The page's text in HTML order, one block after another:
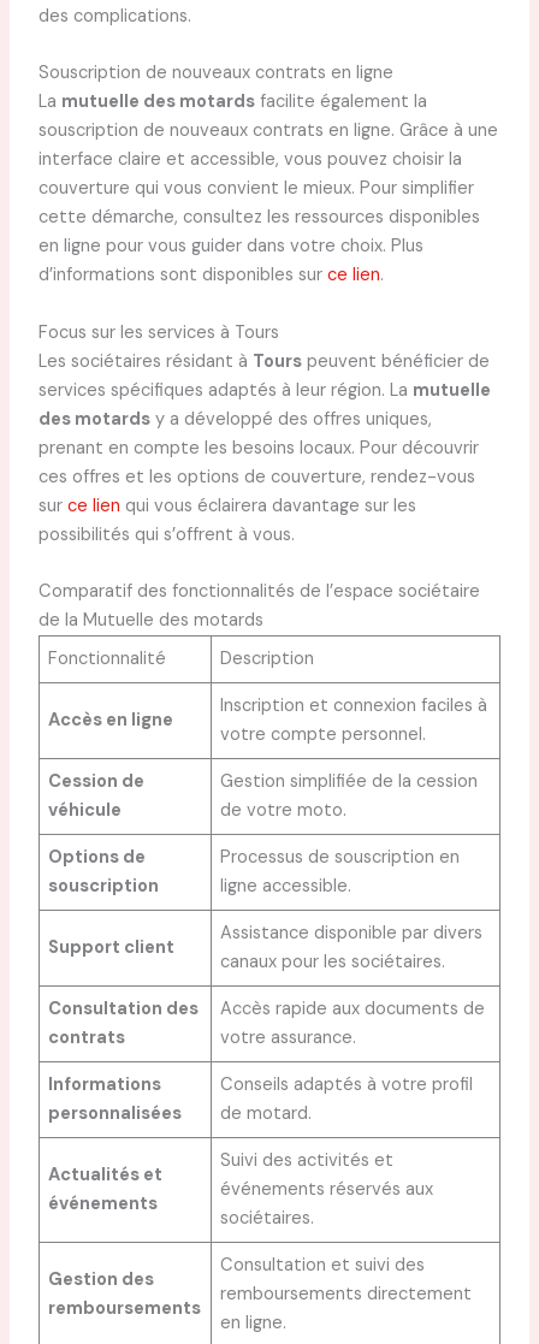
des complications.
Souscription de nouveaux contrats en ligne
La mutuelle des motardsfacilite également la
souscription de nouveaux contrats en ligne. Grâce à une
interface claire et accessible, vous pouvez choisir la
couverture qui vous convient le mieux. Pour simplifier
cette démarche, consultez les ressources disponibles
en ligne pour vous guider dans votre choix. Plus
d’informations sont disponibles sur ce lien.
Focus sur les services à Tours
Les sociétaires résidant à Tourspeuvent bénéficier de
services spécifiques adaptés à leur région. La mutuelle
des motardsy a développé des offres uniques,
prenant en compte les besoins locaux. Pour découvrir
ces offres et les options de couverture, rendez-vous
sur ce lien qui vous éclairera davantage sur les
possibilités qui s’offrent à vous.
Comparatif des fonctionnalités de l’espace sociétaire
de la Mutuelle des motards
Fonctionnalité
Description
Accès en ligne
Inscription et connexion faciles à
votre compte personnel.
Cession de
véhicule
Gestion simplifiée de la cession
de votre moto.
Options de
souscription
Processus de souscription en
ligne accessible.
Support client
Assistance disponible par divers
canaux pour les sociétaires.
Consultation des
contrats
Accès rapide aux documents de
votre assurance.
Informations
personnalisées
Conseils adaptés à votre profil
de motard.
Actualités et
événements
Suivi des activités et
événements réservés aux
sociétaires.
Gestion des
remboursements
Consultation et suivi des
remboursements directement
en ligne.